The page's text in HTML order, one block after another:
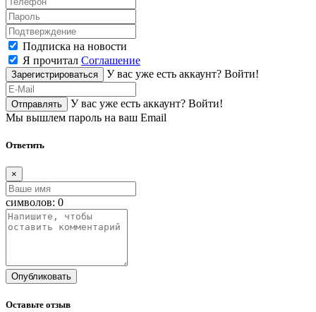
Подписка на новости
Я прочитал Соглашение
Зарегистрироваться У вас уже есть аккаунт? Войти!
Отправлять У вас уже есть аккаунт? Войти!
Мы вышлем пароль на ваш Email
Ответить
×
символов: 0
Опубликовать
Оставьте отзыв